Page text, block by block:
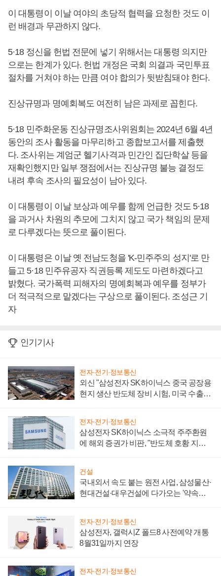
이 대통령이 이날 여야의 초당적 협력을 요청한 것도 이
런 배경과 무관하지 않다.
5·18 정신을 헌법 전문에 넣기 위해서는 대통령 의지만
으로는 한계가 있다. 헌법 개정은 국회 의결과 국민투표
절차를 거쳐야 하는 만큼 여야 합의가 뒷받침돼야 한다.
진상규명과 명예회복도 여전히 남은 과제로 꼽힌다.
5·18 민주화운동 진상규명조사위원회는 2024년 6월 4년
동안의 조사 활동을 마무리하고 종합보고서를 제출했
다. 조사위는 계엄군 헬기사격과 민간인 집단학살 등을
재확인했지만 일부 쟁점에서는 진상규명 불능 결정도
내려 후속 조사의 필요성이 남아 있다.
이 대통령이 이날 보상과 예우를 함께 언급한 것도 5·18
을 과거사 차원의 추모에 그치지 않고 국가 책임의 문제
로 다루겠다는 뜻으로 풀이된다.
이 대통령은 이날 옛 전남도청을 'K-민주주의 성지'로 만
들고 5·18 민주유공자 직권등록 제도도 마련하겠다고
밝혔다. 국가폭력 피해자의 명예회복과 예우를 정부가
더 적극적으로 맡겠다는 구상으로 풀이된다. 조성근 기
자
인기기사
전자·전기·정보통신
외신 "삼성전자 SK하이닉스 중국 공장용
현지 생산 반도체 장비 시험, 미국 수출통
전자·전기·정보통신
삼성전자 SK하이닉스 소극적 주주환원
에 해외 증권가 비판, "반도체 호황 지속
건설
국내외서 속도 붙는 원전 사업, 삼성물산·
현대건설·대우건설에 다가오는 '약속의
전자·전기·정보통신
삼성전자, 갤럭시Z 폴드8 사전예약 개통
8월31일까지 연장
전자·전기·정보통신